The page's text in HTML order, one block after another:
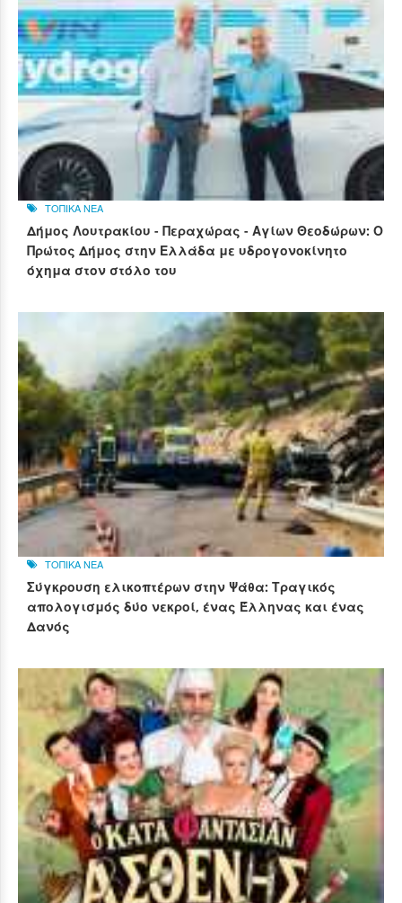
ΤΟΠΙΚΑ ΝΕΑ
Δήμος Λουτρακίου - Περαχώρας - Αγίων Θεοδώρων: Ο
Πρώτος Δήμος στην Ελλάδα με υδρογονοκίνητο
όχημα στον στόλο του
ΤΟΠΙΚΑ ΝΕΑ
Σύγκρουση ελικοπτέρων στην Ψάθα: Τραγικός
απολογισμός δύο νεκροί, ένας Έλληνας και ένας
Δανός